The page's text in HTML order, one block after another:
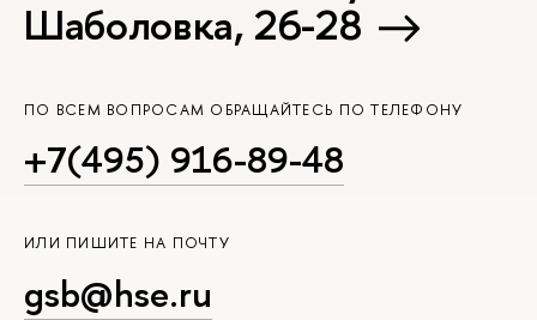
Шаболовка, 26-28
ПО ВСЕМ ВОПРОСАМ ОБРАЩАЙТЕСЬ ПО ТЕЛЕФОНУ
+7(495) 916-89-48
ИЛИ ПИШИТЕ НА ПОЧТУ
gsb@hse.ru